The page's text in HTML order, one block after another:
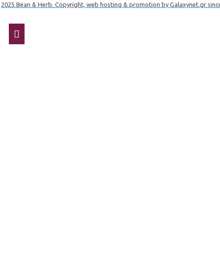
2025 Bean & Herb. Copyright, web hosting & promotion by Galaxynet.gr